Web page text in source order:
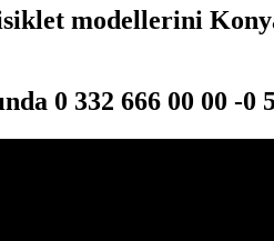
modellerini
0 332 666 00 00 -